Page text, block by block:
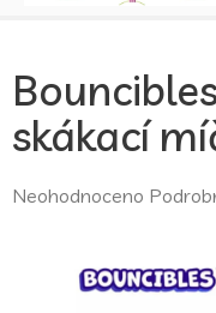
skákací
Průměrné
Neohodnoceno